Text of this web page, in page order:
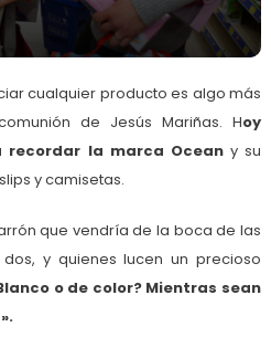
cualquier producto es algo más
de Jesús Mariñas. Hoy
recordar la marca Oceany su
y camisetas.
que vendría de la boca de las
y quienes lucen un precioso
o de color? Mientras sean